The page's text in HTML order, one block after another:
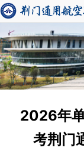
2026年
考荆门